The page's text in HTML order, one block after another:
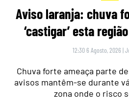
Aviso laranja: chuva
‘castigar’ esta
12:30 6 Agosto, 2026 |
Chuva forte ameaça parte
avisos mantêm-se durante
zona onde o risco